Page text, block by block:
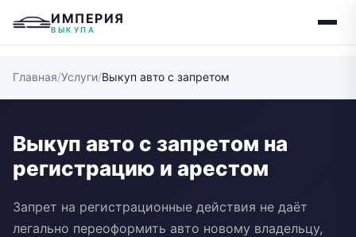
ИМПЕРИЯ
ВЫКУПА
Главная/Услуги/Выкуп авто с запретом
Выкуп авто с запретом на
регистрацию и арестом
Запрет на регистрационные действия не даёт
легально переоформить авто новому владельцу,